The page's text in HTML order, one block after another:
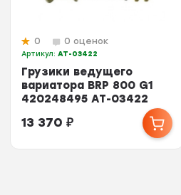
0 0 оценок
Артикул:AT-03422
Грузики ведущего
вариатора BRP 800 G1
420248495 AT-03422
13 370₽